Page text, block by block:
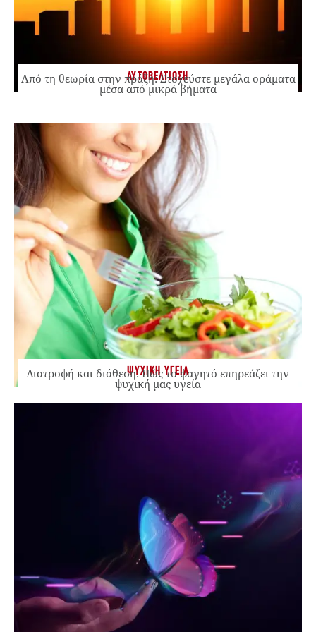
ΑΥΤΟΒΕΛΤΙΩΣΗ
Από τη θεωρία στην πράξη: Στοχεύστε μεγάλα οράματα
μέσα από μικρά βήματα
ΨΥΧΙΚΗ ΥΓΕΙΑ
Διατροφή και διάθεση: Πώς το φαγητό επηρεάζει την
ψυχική μας υγεία